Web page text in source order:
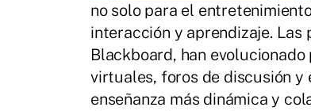
no solo para el
interacción y aprendizaje. Las
Blackboard, han
virtuales, foros de discusión y
enseñanza más dinámica y